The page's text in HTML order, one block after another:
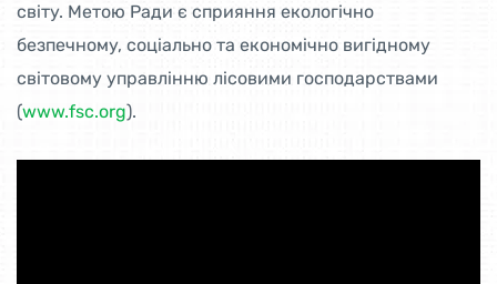
світу. Метою Ради є сприяння екологічно
безпечному, соціально та економічно вигідному
світовому управлінню лісовими господарствами
(www.fsc.org).